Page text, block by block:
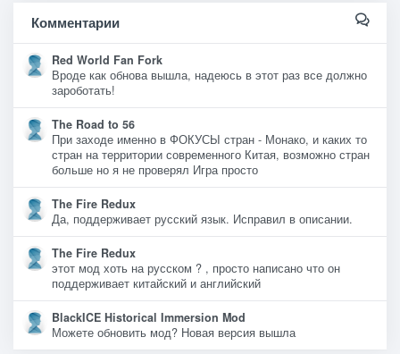
Комментарии
Red World Fan Fork
Вроде как обнова вышла, надеюсь в этот раз все должно
зароботать!
The Road to 56
При заходе именно в ФОКУСЫ стран - Монако, и каких то
стран на территории современного Китая, возможно стран
больше но я не проверял Игра просто
The Fire Redux
Да, поддерживает русский язык. Исправил в описании.
The Fire Redux
этот мод хоть на русском ? , просто написано что он
поддерживает китайский и английский
BlackICE Historical Immersion Mod
Можете обновить мод? Новая версия вышла